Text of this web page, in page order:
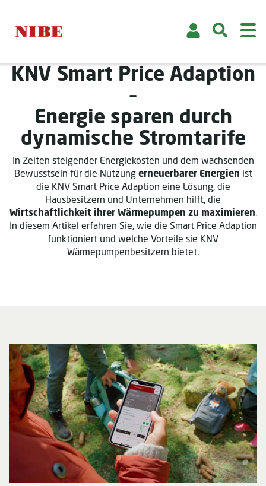
KNV Smart Price Adaption
–
Energie sparen durch
dynamische Stromtarife
In Zeiten steigender Energiekosten und dem wachsenden
Bewusstsein für die Nutzungerneuerbarer Energien ist
die KNV Smart Price Adaption eine Lösung, die
Hausbesitzern und Unternehmen hilft, die
Wirtschaftlichkeit ihrer Wärmepumpen zu maximieren
In diesem Artikel erfahren Sie, wie die Smart Price Adaption
funktioniert und welche Vorteile sie KNV
Wärmepumpenbesitzern bietet.